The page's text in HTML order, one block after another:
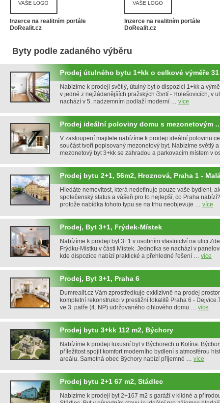
Inzerce na realitním portále
DoRealit.cz
Inzerce na realitním portále
DoRealit.cz
Byty podle zadaného výběru
Prodej útulného bytu 1+kk o celkové výměře 31
Nabízíme k prodeji světlý, útulný byt o dispozici 1+kk a
v jedné z nejžádanějších pražských čtvrtí - Holešovicích, v
nachází v 5. nadzemním podlaží moderní … více
Prodej ideální poloviny domu s mezonetovým
V zastoupení majitele nabízíme k prodeji ideální polovinu
součást tvoří popisovaný mezonetový byt. Nabízíme světlý
mezonetový byt 3+kk se zahradou a parkovacím místem v
Prodej bytu 2+1, 56m2, Hroznová, Praha 1 -
Hledáte nemovitost, která nedefinuje pouze vaše bydlení,
společenský status a vášeň pro to nejlepší, co Praha
protože nabídka tohoto typu se na trhu neobjevuje … více
Prodej, Byt 3+1, Frýdek-Místek
Nabízíme k prodeji byt 3+1 v osobním vlastnictví na ulici
Frýdku-Místku v části Místek. Jednotka se nachází v
kde dispozice nabízí praktické a přehledné řešení … více
Prodej, Byt 3+1, Praha 6
Dumrealit.cz Vám zprostředkuje exklizivně na prodej
kompletní rekonstrukci v prestižní lokalitě Praha 6 -
ve 3. patře (4. NP) udržovaného cihlového domu … více
Prodej bytu 3+kk 112 m2, Býchory
Nabízíme k prodeji luxusní byt v Býchorech u Kolína.
příležitost spojit komfort moderního bydlení s atmosférou
areálu. Samotná obec Býchory nabízí příjemné … více
Prodej bytu 2+1 67 m2, Stádlec
Nabízíme k prodeji byt 2+167 m2 s garáží v klidné a